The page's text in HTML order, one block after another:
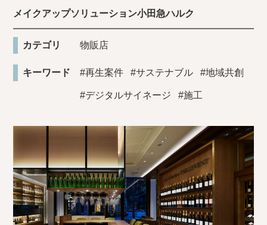
メイクアップソリューション小田急ハルク
カテゴリ 物販店
キーワード #再生案件 #サステナブル #地域共創
#デジタルサイネージ #施工